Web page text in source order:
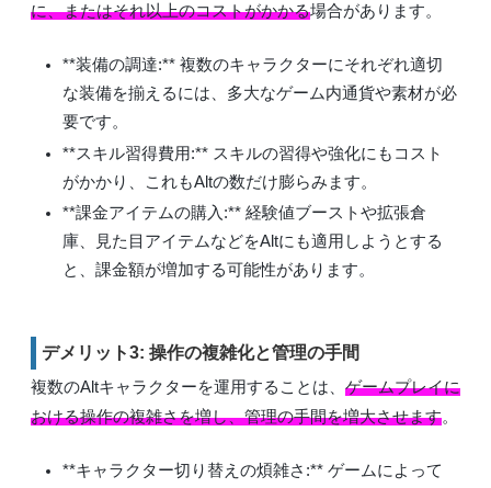
に、またはそれ以上のコストがかかる場合があります。
**装備の調達:** 複数のキャラクターにそれぞれ適切
な装備を揃えるには、多大なゲーム内通貨や素材が必
要です。
**スキル習得費用:** スキルの習得や強化にもコスト
がかかり、これもAltの数だけ膨らみます。
**課金アイテムの購入:** 経験値ブーストや拡張倉
庫、見た目アイテムなどをAltにも適用しようとする
と、課金額が増加する可能性があります。
デメリット3: 操作の複雑化と管理の手間
複数のAltキャラクターを運用することは、 ゲームプレイに
おける操作の複雑さを増し、管理の手間を増大させます。
**キャラクター切り替えの煩雑さ:** ゲームによって